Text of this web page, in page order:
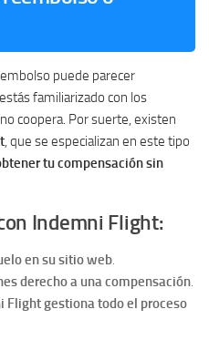
puede parecer
familiarizado con los
coopera. Por suerte, existen
, que se especializan en este tipo
tu compensación sin
Indemni Flight:
en su sitio web
derecho a una compensación
Flight gestiona todo el proceso